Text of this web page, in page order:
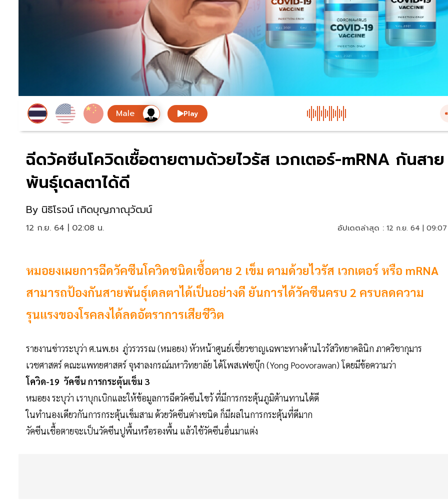
Play
ฉีดวัคซีนโควิดเชื้อตายตามด้วยไวรัส เวกเตอร์-mRNA กันสาย
พันธุ์เดลตาได้ดี
By นิธิโรจน์ เกิดบุญภาณุวัฒน์
12 ก.ย. 64 | 02:08 น. อัปเดตล่าสุด : 12 ก.ย. 64 |
หมอยงเผยการฉีดวัคซีนโควิดชนิดเชื้อตาย 2 เข็ม ตามด้วยไวรัส เวกเตอร์ หรือ mRNA
สามารถป้องกันสายพันธุ์เดลตาได้เป็นอย่างดี ยันการได้วัคซีนครบ 2 ครบลดความ
รุนแรงของโรคลงได้ลดอัตราการเสียชีวิต
รายงานข่าวระบุว่า ศ.นพ.ยง ภู่วรวรรณ (หมอยง) หัวหน้าศูนย์เชี่ยวชาญเฉพาะทางด้านไวรัสวิทยาคลินิก ภาควิชากุมาร
เวชศาสตร์ คณะแพทยศาสตร์ จุฬาลงกรณ์มหาวิทยาลัย ได้โพสเฟซบุ๊ก (Yong Poovorawan) โดยมีข้อความว่า
โควิด-19 วัคซีน การกระตุ้นเข็ม 3
หมอยง ระบุว่า เราบุกเบิกและให้ข้อมูลการฉีดวัคซีนไขว้ ที่มีการกระตุ้นภูมิต้านทานได้ดี
ในทำนองเดียวกันการกระตุ้นเข็มสาม ด้วยวัคซีนต่างชนิด ก็มีผลในการกระตุ้นที่ดีมาก
วัคซีนเชื้อตายจะเป็นวัคซีนปูพื้นหรือรองพื้น แล้วใช้วัคซีนอื่นมาแต่ง